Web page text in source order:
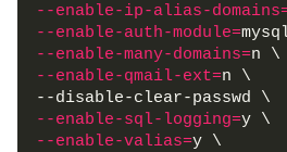
--enable-ip-alias-domains
--enable-auth-module=
--enable-many-domains=n \
--enable-qmail-ext=n
--disable-clear-passwd \
--enable-sql-logging=y \
--enable-valias=y \